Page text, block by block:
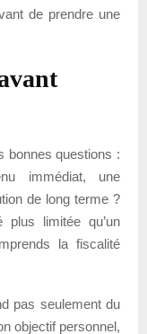
de prendre une
bonnes questions :
immédiat, une
de long terme ?
limitée qu’un
la fiscalité
pas seulement du
objectif personnel,